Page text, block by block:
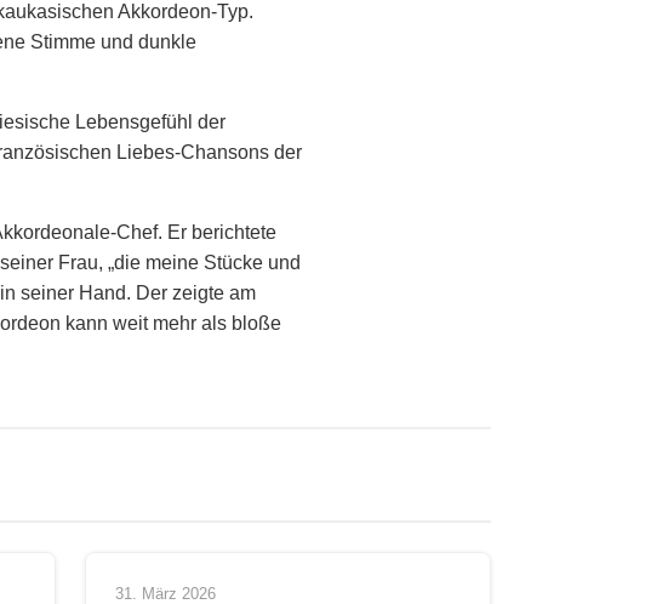
Akkordeon-Typ.
Stimme und dunkle
Lebensgefühl der
Liebes-Chansons der
Chef. Er berichtete
Frau, „die meine Stücke und
seiner Hand. Der zeigte am
kann weit mehr als bloße
31. März 2026